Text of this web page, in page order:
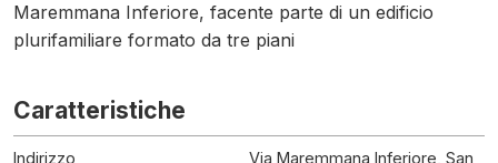
Maremmana Inferiore, facente parte di un edificio
plurifamiliare formato da tre piani
Caratteristiche
Indirizzo
Via Maremmana Inferiore, San